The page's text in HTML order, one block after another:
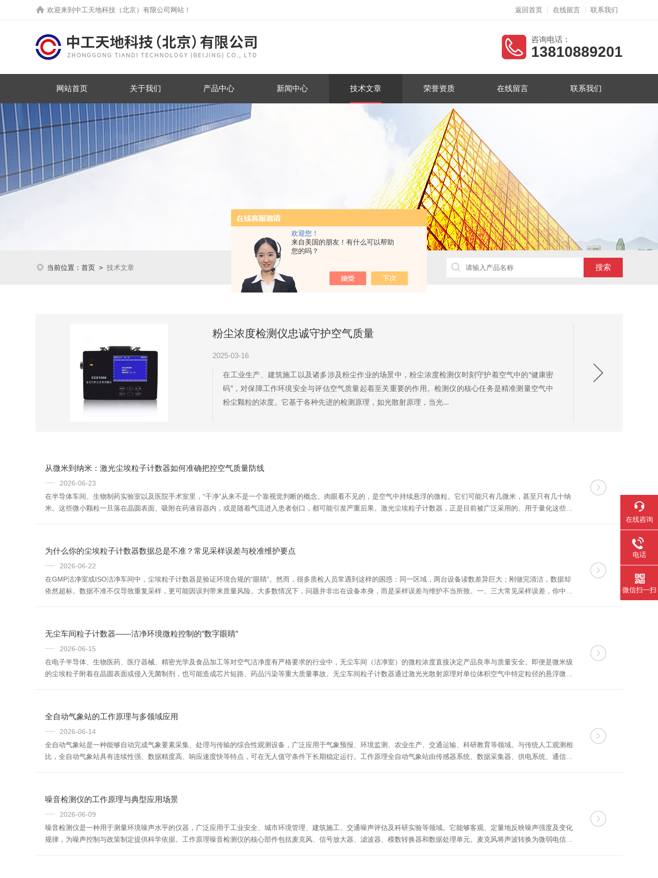
欢迎您！
来自美国的朋友！有什么可以帮助
您的吗？
欢迎来到中工天地科技（北京）有限公司网站！ 返回首页 在线留言 联系我们
咨询电话：
13810889201
网站首页 关于我们 产品中心 新闻中心 技术文章 荣誉资质 在线留言 联系我们
当前位置： 首页 > 技术文章
粉尘浓度检测仪忠诚守护空气质量
2025-03-16
在工业生产、建筑施工以及诸多涉及粉尘作业的场景中，粉尘浓度检测仪时刻守护着空气中的“健康密
码”，对保障工作环境安全与评估空气质量起着至关重要的作用。检测仪的核心任务是精准测量空气中
粉尘颗粒的浓度。它基于各种先进的检测原理，如光散射原理，当光...
从微米到纳米：激光尘埃粒子计数器如何准确把控空气质量防线
2026-06-23
在半导体车间、生物制药实验室以及医院手术室里，“干净”从来不是一个靠视觉判断的概念。肉眼看不见的，是空气中持续悬浮的微粒。它们可能只有几微米，甚至只有几十纳
米。这些微小颗粒一旦落在晶圆表面、吸附在药液容器内，或是随着气流进入患者创口，都可能引发严重后果。激光尘埃粒子计数器，正是目前被广泛采用的、用于量化这些微
为什么你的尘埃粒子计数器数据总是不准？常见采样误差与校准维护要点
2026-06-22
在GMP洁净室或ISO洁净车间中，尘埃粒子计数器是验证环境合规的“眼睛”。然而，很多质检人员常遇到这样的困惑：同一区域，两台设备读数差异巨大；刚做完清洁，数据却
依然超标。数据不准不仅导致重复采样，更可能因误判带来质量风险。大多数情况下，问题并非出在设备本身，而是采样误差与维护不当所致。一、三大常见采样误差，你中招
无尘车间粒子计数器——洁净环境微粒控制的“数字眼睛“
2026-06-15
在电子半导体、生物医药、医疗器械、精密光学及食品加工等对空气洁净度有严格要求的行业中，无尘车间（洁净室）的微粒浓度直接决定产品良率与质量安全。即便是微米级
的尘埃粒子附着在晶圆表面或侵入无菌制剂，也可能造成芯片短路、药品污染等重大质量事故。无尘车间粒子计数器通过激光光散射原理对单位体积空气中特定粒径的悬浮微粒
全自动气象站的工作原理与多领域应用
2026-06-14
全自动气象站是一种能够自动完成气象要素采集、处理与传输的综合性观测设备，广泛应用于气象预报、环境监测、农业生产、交通运输、科研教育等领域。与传统人工观测相
比，全自动气象站具有连续性强、数据精度高、响应速度快等特点，可在无人值守条件下长期稳定运行。工作原理​全自动气象站由传感器系统、数据采集器、供电系统、通信模
噪音检测仪的工作原理与典型应用场景
2026-06-09
噪音检测仪是一种用于测量环境噪声水平的仪器，广泛应用于工业安全、城市环境管理、建筑施工、交通噪声评估及科研实验等领域。它能够客观、定量地反映噪声强度及变化
规律，为噪声控制与政策制定提供科学依据。工作原理​噪音检测仪的核心部件包括麦克风、信号放大器、滤波器、模数转换器和数据处理单元。麦克风将声波转换为微弱电信
在线咨询
电话
微信扫一扫